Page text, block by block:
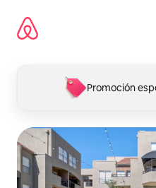
contenido
Promoción